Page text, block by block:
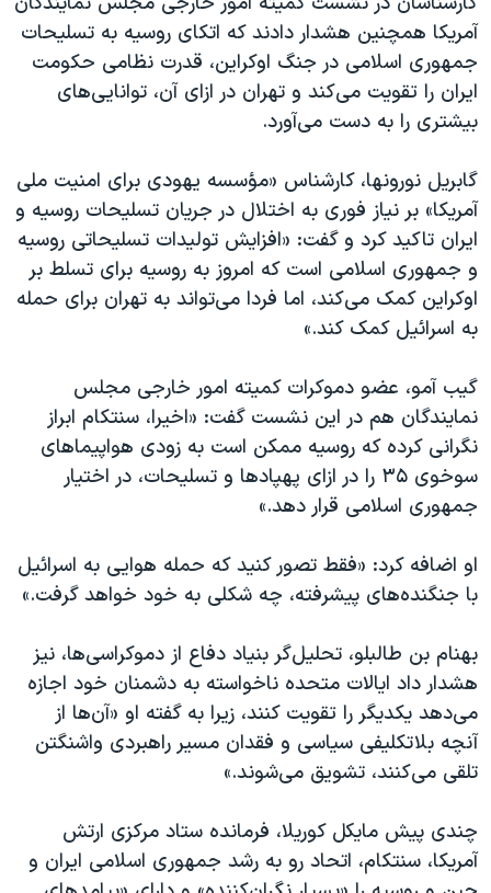
آمریکا همچنین هشدار دادند که اتکای روسیه به تسلیحات
جمهوری اسلامی در جنگ اوکراین، قدرت نظامی حکومت
ایران را تقویت می‌کند و تهران در ازای آن، توانایی‌های
بیشتری را به دست می‌آورد.
گابریل نورونها، کارشناس «مؤسسه یهودی برای امنیت ملی
آمریکا» بر نیاز فوری به اختلال در جریان تسلیحات روسیه و
ایران تاکید کرد و گفت: «افزایش تولیدات تسلیحاتی روسیه
و جمهوری اسلامی است که امروز به روسیه برای تسلط بر
اوکراین کمک می‌کند، اما فردا می‌تواند به تهران برای حمله
به اسرائیل کمک کند.»
گیب آمو، عضو دموکرات کمیته امور خارجی مجلس
نمایندگان هم در این نشست گفت: «اخیرا، سنتکام ابراز
نگرانی کرده که روسیه ممکن است به زودی هواپیماهای
سوخوی ۳۵ را در ازای پهپادها و تسلیحات، در اختیار
جمهوری اسلامی قرار دهد.»
او اضافه کرد: «فقط تصور کنید که حمله هوایی به اسرائیل
با جنگنده‌های پیشرفته، چه شکلی به خود خواهد گرفت.»
بهنام بن طالبلو، تحلیل‌گر بنیاد دفاع از دموکراسی‌ها، نیز
هشدار داد ایالات متحده ناخواسته به دشمنان خود اجازه
می‌دهد یکدیگر را تقویت کنند، زیرا به گفته او «آن‌ها از
آنچه بلاتکلیفی سیاسی و فقدان مسیر راهبردی واشنگتن
تلقی می‌کنند، تشویق می‌شوند.»
چندی پیش مایکل کوریلا، فرمانده ستاد مرکزی ارتش
آمریکا، سنتکام، اتحاد رو به رشد جمهوری اسلامی ایران و